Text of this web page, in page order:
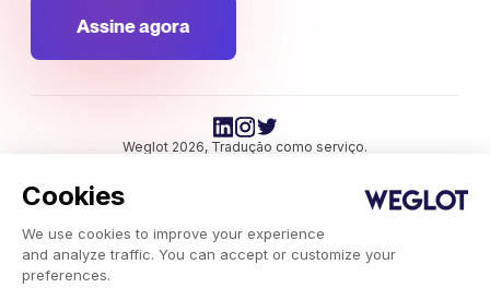
Cookies
We use cookies to improve your experience
and analyze traffic. You can accept or customize your
preferences.
Assine agora
Weglot 2026, Tradução como serviço.